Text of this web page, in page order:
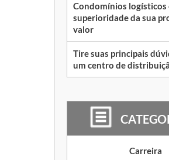
Condomínios logísticos
superioridade da sua
valor
Tire suas principais
um centro de
Carreira